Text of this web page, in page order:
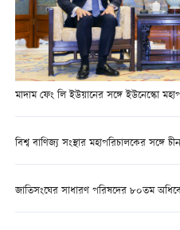
মাদাম ফেং লি ইউয়ানের সঙ্গে ইউনেস্কো
বিশ্ব বাণিজ্য সংস্থার মহাপরিচালকের সঙ্গে
জাতিসংঘের সাধারণ পরিষদের ৮০তম